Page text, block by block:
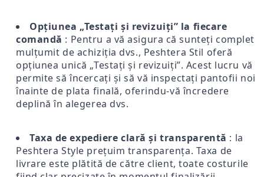
Opțiunea „Testați și revizuiți” la fiecare
comandă : Pentru a vă asigura că sunteți complet
mulțumit de achiziția dvs., Peshtera Stil oferă
opțiunea unică „Testați și revizuiți”. Acest lucru vă
permite să încercați și să vă inspectați pantofii noi
înainte de plata finală, oferindu-vă încredere
deplină în alegerea dvs.
Taxa de expediere clară și transparentă : la
Peshtera Style prețuim transparența. Taxa de
livrare este plătită de către client, toate costurile